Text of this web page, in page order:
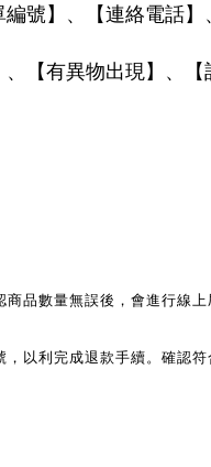
號】、【連絡電話
【有異物出現】、
品數量無誤後，會進行線
以利完成退款手續。 確認